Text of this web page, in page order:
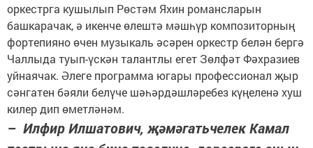
оркестрга кушылып Рөстәм Яхин романсларын
башкарачак, ә икенче өлештә мәшһүр композиторның
фортепияно өчен музыкаль әсәрен оркестр белән бергә
Чаллыда туып-үскән талантлы егет Зөлфәт Фәхразиев
уйнаячак. Әлеге программа югары профессионал җыр
сәнгатен бәяли белүче шәһәрдәшләребез күңеленә хуш
килер дип өметләнәм.
– Илфир Илшатович, җәмәгатьчелек Камал